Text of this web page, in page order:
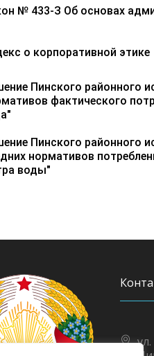
№ 433-З Об основах
о корпоративной этике
Пинского районного
фактического
Пинского районного
нормативов
воды"